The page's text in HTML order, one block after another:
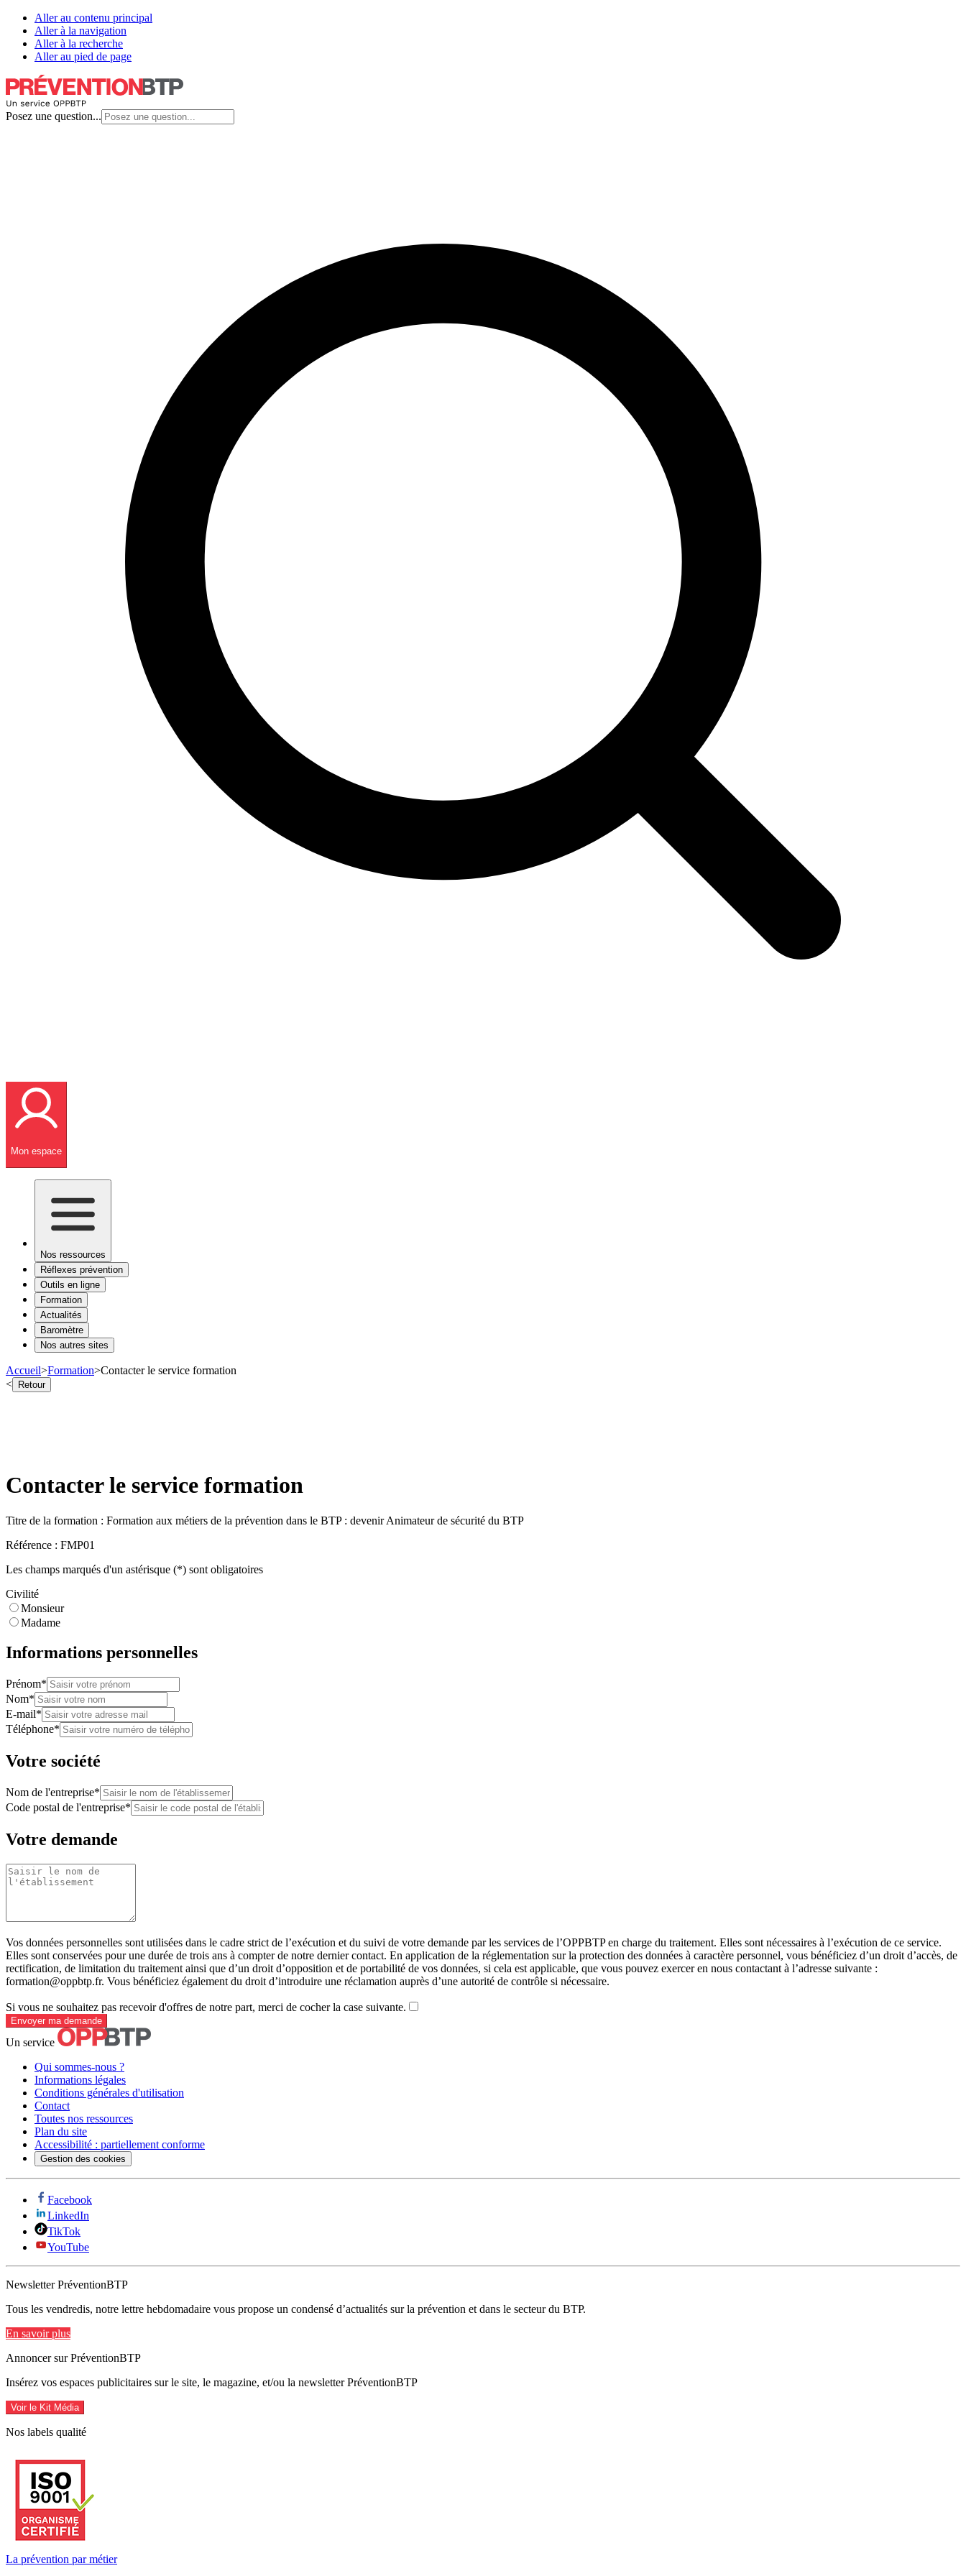
Aller au contenu principal
Aller à la navigation
Aller à la recherche
Aller au pied de page
Posez une question...
Mon espace
Nos ressources
Réflexes prévention
Outils en ligne
Formation
Actualités
Baromètre
Nos autres sites
Accueil>Formation>Contacter le service formation
< Retour
Contacter le service formation
Titre de la formation : Formation aux métiers de la prévention dans le BTP : devenir Animateur de sécurité du BTP
Référence : FMP01
Les champs marqués d'un astérisque (*) sont obligatoires
Civilité
Monsieur
Madame
Informations personnelles
Prénom*
Nom*
E-mail*
Téléphone*
Votre société
Nom de l'entreprise*
Code postal de l'entreprise*
Votre demande
Vos données personnelles sont utilisées dans le cadre strict de l’exécution et du suivi de votre demande par les services de l’OPPBTP en charge du traitement. Elles sont nécessaires à l’exécution de ce service.
Elles sont conservées pour une durée de trois ans à compter de notre dernier contact. En application de la réglementation sur la protection des données à caractère personnel, vous bénéficiez d’un droit d’accès, de
rectification, de limitation du traitement ainsi que d’un droit d’opposition et de portabilité de vos données, si cela est applicable, que vous pouvez exercer en nous contactant à l’adresse suivante :
formation@oppbtp.fr. Vous bénéficiez également du droit d’introduire une réclamation auprès d’une autorité de contrôle si nécessaire.
Si vous ne souhaitez pas recevoir d'offres de notre part, merci de cocher la case suivante.
Envoyer ma demande
Un service
Qui sommes-nous ?
Informations légales
Conditions générales d'utilisation
Contact
Toutes nos ressources
Plan du site
Accessibilité : partiellement conforme
Gestion des cookies
Facebook
LinkedIn
TikTok
YouTube
Newsletter PréventionBTP
Tous les vendredis, notre lettre hebdomadaire vous propose un condensé d’actualités sur la prévention et dans le secteur du BTP.
En savoir plus
Annoncer sur PréventionBTP
Insérez vos espaces publicitaires sur le site, le magazine, et/ou la newsletter PréventionBTP
Voir le Kit Média
Nos labels qualité
La prévention par métier